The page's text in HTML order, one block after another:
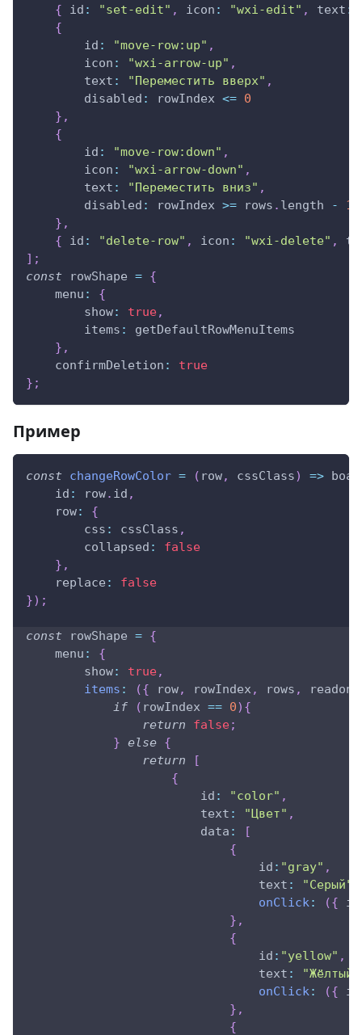
{
id : "set-edit" , icon : "wxi-edit" , text :
{
id : "move-row:up" ,
icon : "wxi-arrow-up" ,
text : "Переместить вверх" ,
disabled : rowIndex <= 0
} ,
{
id : "move-row:down" ,
icon : "wxi-arrow-down" ,
text : "Переместить вниз" ,
disabled : rowIndex >= rows . length -
1
} ,
{
id : "delete-row" , icon : "wxi-delete" ,
] ;
const rowShape = {
menu :
{
show: true,
items :
getDefaultRowMenuItems
} ,
confirmDeletion :
true
} ;
Пример
const changeRowColor = ( row, cssClass) =>
id : row. id ,
row:
{
css : cssClass ,
collapsed :
false
} ,
replace :
false
}) ;
const rowShape = {
menu :
{
show: true,
items : ({ row, rowIndex , rows ,
if
( rowIndex == 0) {
return
false;
} else {
return
[
{
id : "color" ,
text : "Цвет" ,
data :
[
{
id : "gray" ,
text : "Серый"
onClick: ({ id
} ,
{
id : "yellow" ,
text : "Жёлтый"
onClick: ({ id
} ,
{